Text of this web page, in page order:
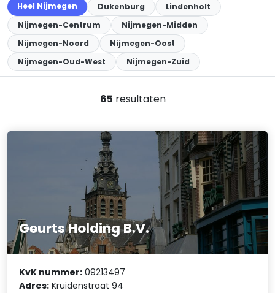
Heel Nijmegen Dukenburg
Lindenholt
Nijmegen-Centrum
Nijmegen-Midden
Nijmegen-Noord
Nijmegen-Oost
Nijmegen-Oud-West
Nijmegen-Zuid
65 resultaten
Geurts Holding B.V.
KvK nummer: 09213497
Adres: Kruidenstraat 94